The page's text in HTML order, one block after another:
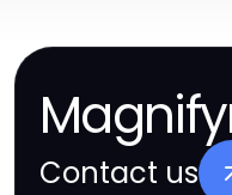
Contact us